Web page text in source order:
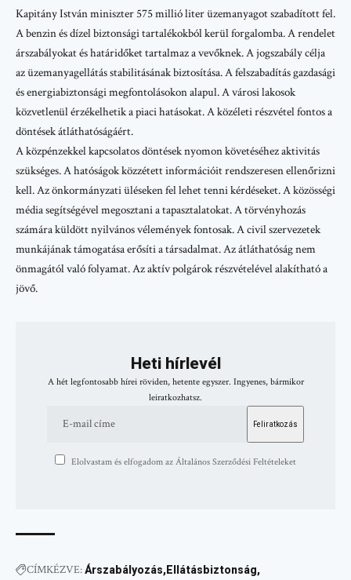
Kapitány István miniszter 575 millió liter üzemanyagot szabadított fel.
A benzin és dízel biztonsági tartalékokból kerül forgalomba. A rendelet
árszabályokat és határidőket tartalmaz a vevőknek. A jogszabály célja
az üzemanyagellátás stabilitásának biztosítása. A felszabadítás gazdasági
és energiabiztonsági megfontolásokon alapul. A városi lakosok
közvetlenül érzékelhetik a piaci hatásokat. A közéleti részvétel fontos a
döntések átláthatóságáért.
A közpénzekkel kapcsolatos döntések nyomon követéséhez aktivitás
szükséges. A hatóságok közzétett információit rendszeresen ellenőrizni
kell. Az önkormányzati üléseken fel lehet tenni kérdéseket. A közösségi
média segítségével megosztani a tapasztalatokat. A törvényhozás
számára küldött nyilvános vélemények fontosak. A civil szervezetek
munkájának támogatása erősíti a társadalmat. Az átláthatóság nem
önmagától való folyamat. Az aktív polgárok részvételével alakítható a
jövő.
Heti hírlevél
A hét legfontosabb hírei röviden, hetente egyszer. Ingyenes, bármikor
leiratkozhatsz.
Elolvastam és elfogadom az Általános Szerződési Feltételeket
CÍMKÉZVE:Árszabályozás Ellátásbiztonság